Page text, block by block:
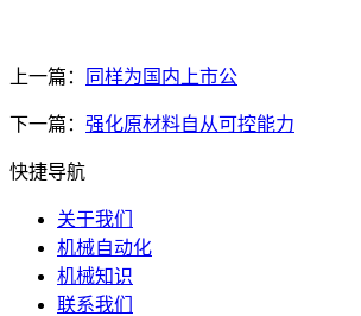
上一篇： 同样为国内上市公
下一篇： 强化原材料自从可控能力
快捷导航
关于我们
机械自动化
机械知识
联系我们